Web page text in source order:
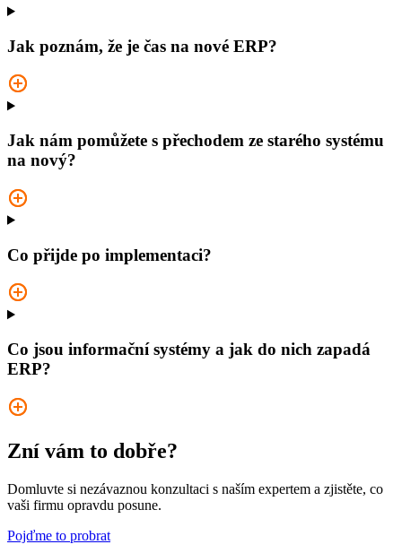
Jak poznám, že je čas na nové ERP?
Jak nám pomůžete s přechodem ze starého systému
na nový?
Co přijde po implementaci?
Co jsou informační systémy a jak do nich zapadá
ERP?
Zní vám to dobře?
Domluvte si nezávaznou konzultaci s naším expertem a zjistěte, co
vaši firmu opravdu posune.
Pojďme to probrat